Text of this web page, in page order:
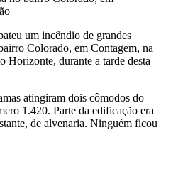
um incêndio de grandes
Colorado, em Contagem, na
Horizonte, durante a tarde desta
atingiram dois cômodos do
1.420. Parte da edificação era
de alvenaria. Ninguém ficou